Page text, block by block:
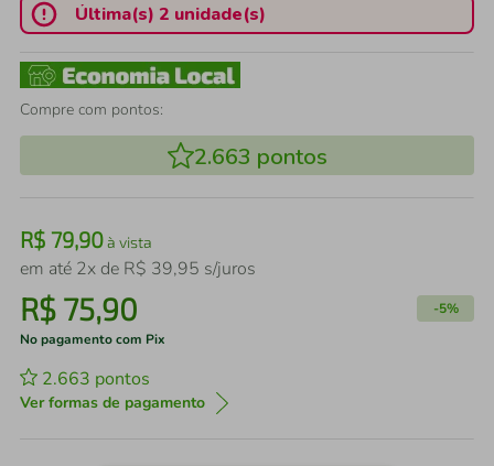
Última(s) 2 unidade(s)
Compre com pontos:
2.663 pontos
R$ 79,90à vista
em até 2x de R$ 39,95 s/juros
R$ 75,90 -5%
No pagamento com Pix
2.663 pontos
Ver formas de pagamento